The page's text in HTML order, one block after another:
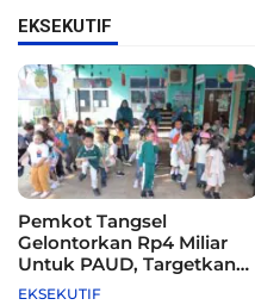
EKSEKUTIF
Pemkot Tangsel
Gelontorkan Rp4 Miliar
Untuk PAUD, Targetkan
115 Sekolah
EKSEKUTIF